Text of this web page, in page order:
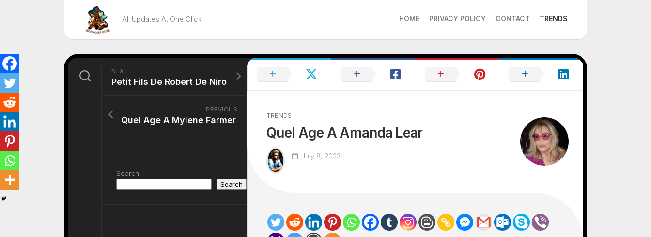
All Updates At One Click HOME PRIVACY POLICY CONTACT TRENDS
TRENDS
Quel Age A Amanda Lear
July 8, 2023
NEXT
Petit Fils De Robert De Niro
PREVIOUS
Quel Age A Mylene Farmer
Search
Search